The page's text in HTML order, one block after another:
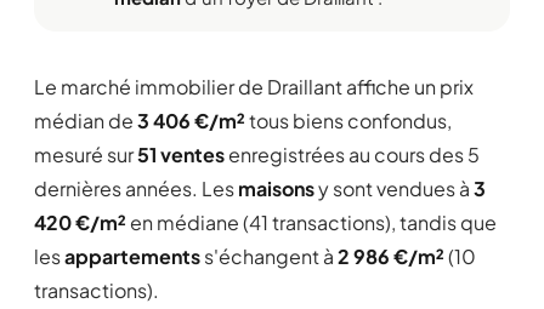
Le marché immobilier de Draillant affiche un prix
médian de3 406 €/m²tous biens confondus,
mesuré sur51 ventesenregistrées au cours des 5
dernières années. Lesmaisonsy sont vendues à3
420 €/m² en médiane (41 transactions), tandis que
lesappartementss'échangent à2 986 €/m²(10
transactions).